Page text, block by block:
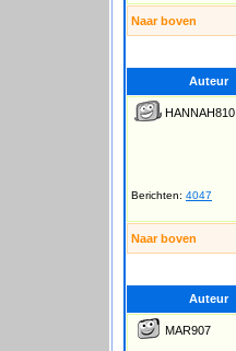
Naar boven
Auteur
HANNAH810
Berichten: 4047
Naar boven
Auteur
MAR907